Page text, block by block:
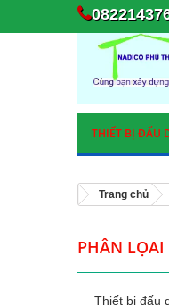
THIẾT BỊ ĐẤU
Trang chủ
PHÂN LỌAI
Thiết bị đấu